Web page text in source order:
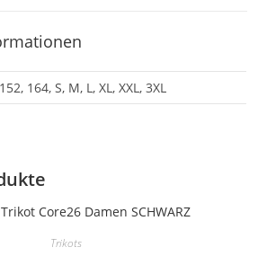
152, 164, S, M, L, XL, XXL, 3XL
Trikots